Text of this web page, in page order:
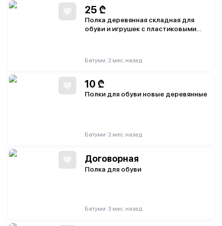
25 ₾
Полка деревянная складная для
обуви и игрушек с пластиковыми
Батуми 2 мес. назад
10 ₾
Полки для обуви новые деревянные
Батуми 2 мес. назад
Договорная
Полка для обуви
Батуми 3 мес. назад